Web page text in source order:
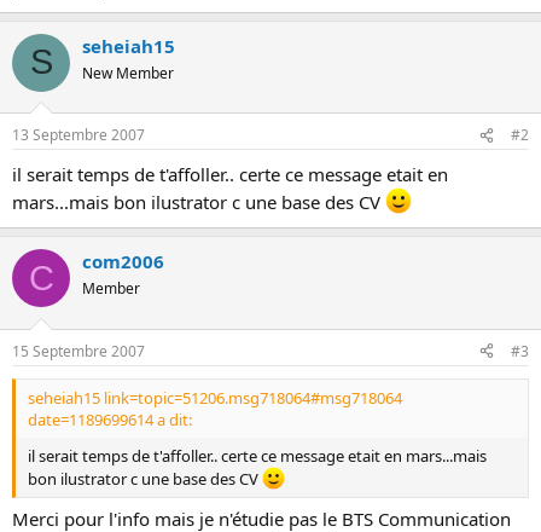
o
n
S seheiah15
New Member
13 Septembre 2007 #2
il serait temps de t'affoller.. certe ce message etait en
mars...mais bon ilustrator c une base des CV
C com2006
Member
15 Septembre 2007 #3
seheiah15 link=topic=51206.msg718064#msg718064
date=1189699614 a dit:
il serait temps de t'affoller.. certe ce message etait en mars...mais
bon ilustrator c une base des CV
Merci pour l'info mais je n'étudie pas le BTS Communication